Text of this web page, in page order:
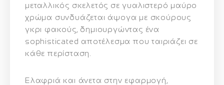
μεταλλικός σκελετός σε γυαλιστερό μαύρο
χρώμα συνδυάζεται άψογα με σκούρους
γκρι φακούς, δημιουργώντας ένα
sophisticated αποτέλεσμα που ταιριάζει σε
κάθε περίσταση.
Ελαφριά και άνετα στην εφαρμογή,